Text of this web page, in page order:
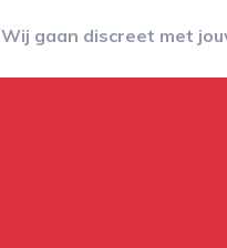
Wij gaan discreet met